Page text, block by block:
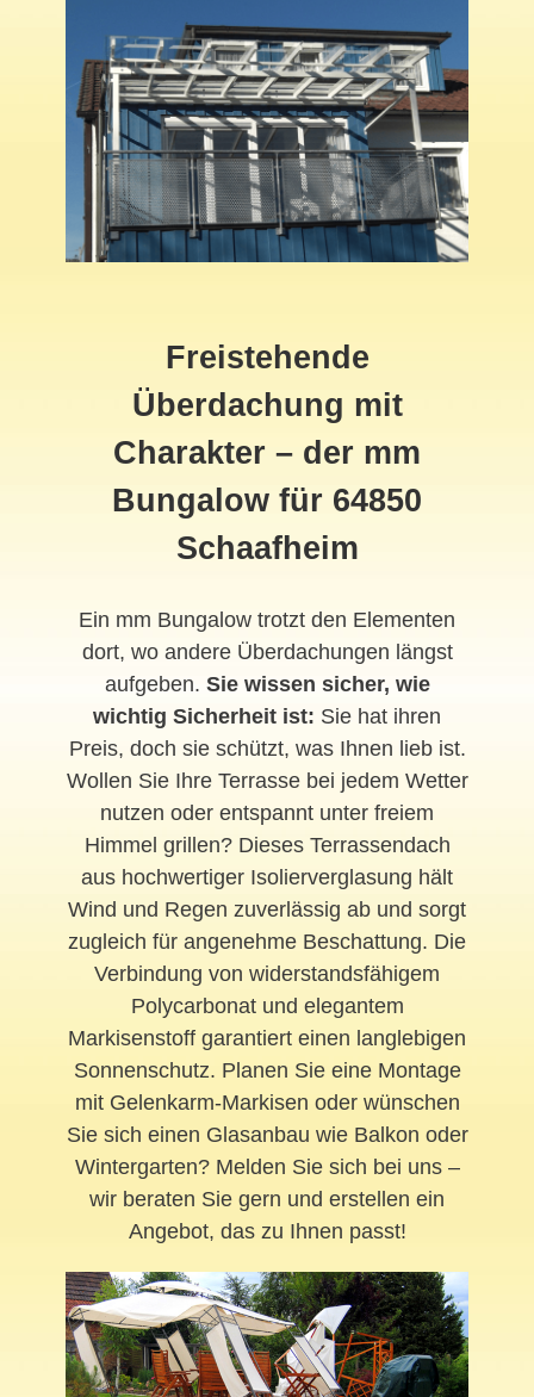
Freistehende
Überdachung mit
Charakter – der mm
Bungalow für 64850
Schaafheim
Ein mm Bungalow trotzt den Elementen
dort, wo andere Überdachungen längst
aufgeben. Sie wissen sicher, wie
wichtig Sicherheit ist: Sie hat ihren
Preis, doch sie schützt, was Ihnen lieb ist.
Wollen Sie Ihre Terrasse bei jedem Wetter
nutzen oder entspannt unter freiem
Himmel grillen? Dieses Terrassendach
aus hochwertiger Isolierverglasung hält
Wind und Regen zuverlässig ab und sorgt
zugleich für angenehme Beschattung. Die
Verbindung von widerstandsfähigem
Polycarbonat und elegantem
Markisenstoff garantiert einen langlebigen
Sonnenschutz. Planen Sie eine Montage
mit Gelenkarm-Markisen oder wünschen
Sie sich einen Glasanbau wie Balkon oder
Wintergarten? Melden Sie sich bei uns –
wir beraten Sie gern und erstellen ein
Angebot, das zu Ihnen passt!